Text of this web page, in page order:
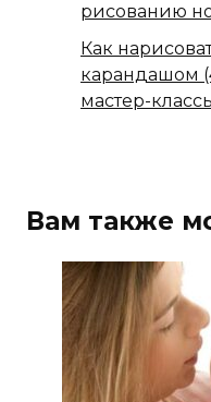
рисованию
Как
карандашом
мастер-
Вам также